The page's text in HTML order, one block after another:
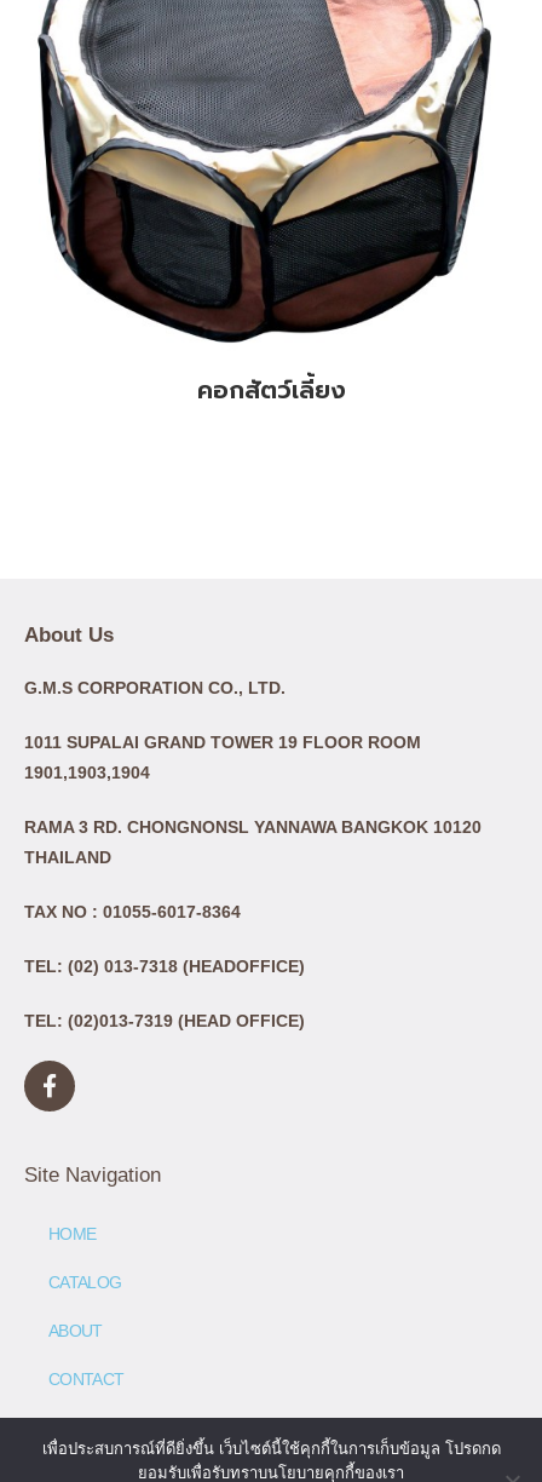
คอกสัตว์เลี้ยง
About Us
G.M.S CORPORATION CO., LTD.
1011 SUPALAI GRAND TOWER 19 FLOOR ROOM
1901,1903,1904
RAMA 3 RD. CHONGNONSL YANNAWA BANGKOK 10120
THAILAND
TAX NO : 01055-6017-8364
TEL: (02) 013-7318 (HEADOFFICE)
TEL: (02)013-7319 (HEAD OFFICE)
Site Navigation
HOME
CATALOG
ABOUT
CONTACT
เพื่อประสบการณ์ที่ดียิ่งขึ้น เว็บไซต์นี้ใช้คุกกี้ในการเก็บข้อมูล โปรดกด
ยอมรับเพื่อรับทราบนโยบายคุกกี้ของเรา